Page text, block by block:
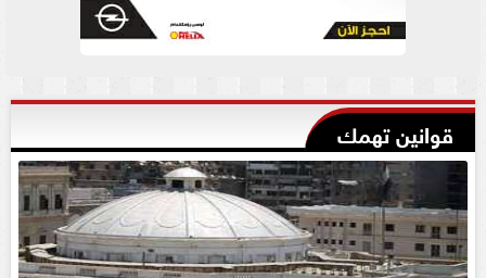
قوانين تهمك